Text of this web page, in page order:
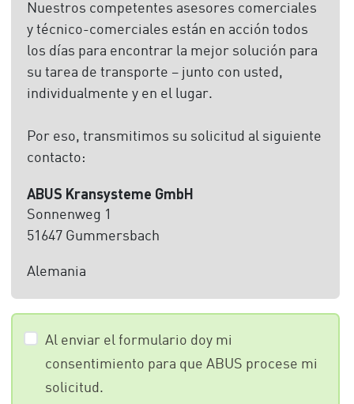
Nuestros competentes asesores comerciales
y técnico-comerciales están en acción todos
los días para encontrar la mejor solución para
su tarea de transporte – junto con usted,
individualmente y en el lugar.
Por eso, transmitimos su solicitud al siguiente
contacto:
ABUS Kransysteme GmbH
Sonnenweg 1
51647 Gummersbach
Alemania
Al enviar el formulario doy mi
consentimiento para que ABUS procese mi
solicitud.